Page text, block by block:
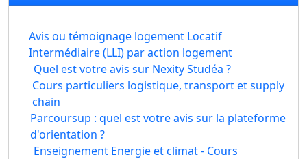
Avis ou témoignage logement Locatif
Intermédiaire (LLI) par action logement
Quel est votre avis sur Nexity Studéa ?
Cours particuliers logistique, transport et supply
chain
Parcoursup : quel est votre avis sur la plateforme
d'orientation ?
Enseignement Energie et climat - Cours